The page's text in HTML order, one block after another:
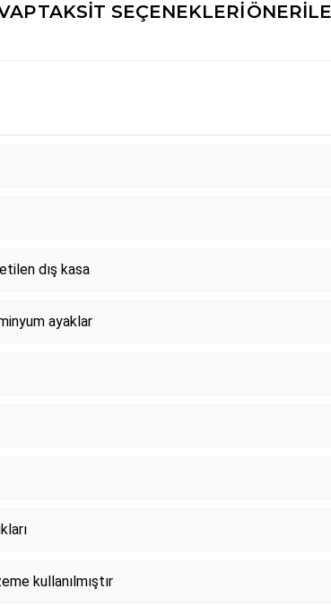
TAKSİT SEÇENEKLERİ
dış kasa
ayaklar
kullanılmıştır